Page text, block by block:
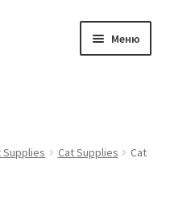
Меню
Supplies Cat Supplies
Cat